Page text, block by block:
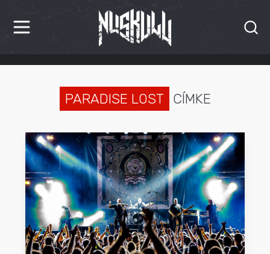
HÍREK
INTERJÚK
PREMIEREK
KULT
MÁSVILÁG
PARADISE LOST CÍMKE